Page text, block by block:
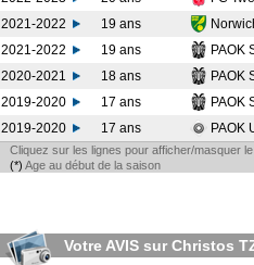
2021-2022
19 ans
2021-2022
19 ans PAOK
2020-2021
18 ans PAOK
2019-2020
17 ans PAOK
2019-2020
17 ans PAOK
Cliquez sur les lignes pour afficher/masquer
(*) Age au début de la saison
Votre AVIS sur Christos